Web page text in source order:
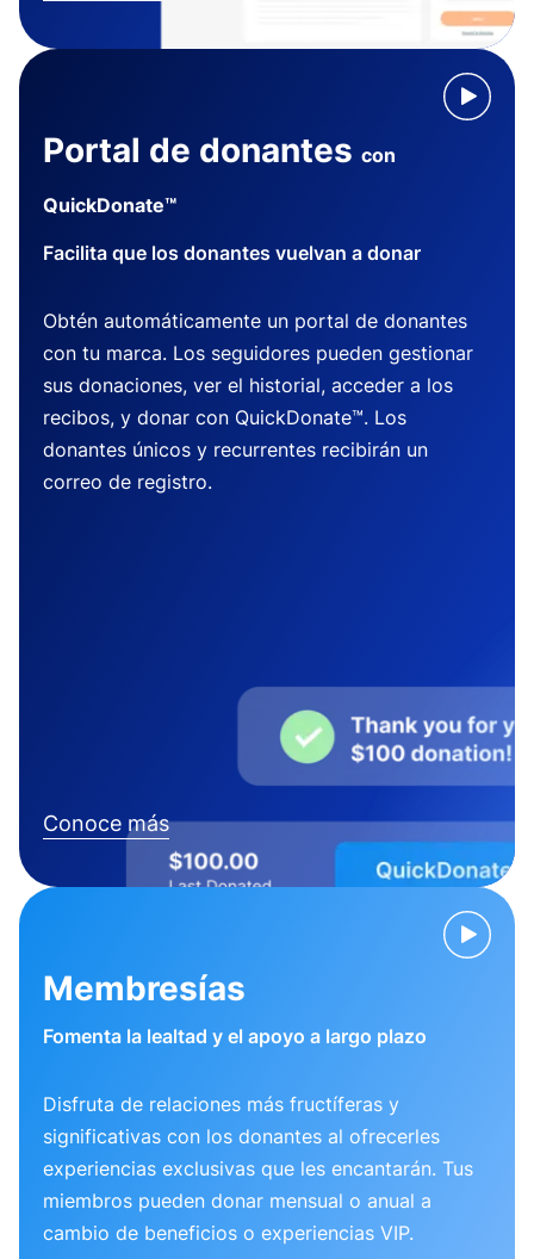
Portal de donantes con
QuickDonate™
Facilita que los donantes vuelvan a donar
Obtén automáticamente un portal de donantes
con tu marca. Los seguidores pueden gestionar
sus donaciones, ver el historial, acceder a los
recibos, y donar con QuickDonate™. Los
donantes únicos y recurrentes recibirán un
correo de registro.
Conoce más
Membresías
Fomenta la lealtad y el apoyo a largo plazo
Disfruta de relaciones más fructíferas y
significativas con los donantes al ofrecerles
experiencias exclusivas que les encantarán. Tus
miembros pueden donar mensual o anual a
cambio de beneficios o experiencias VIP.